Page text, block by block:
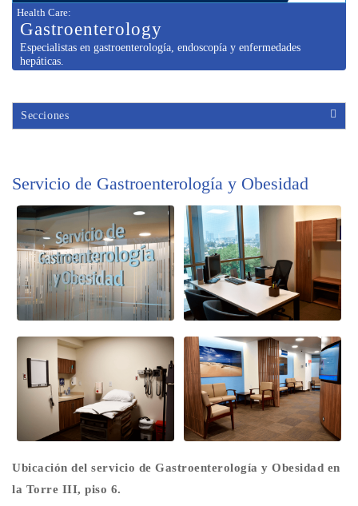
Health Care:
Gastroenterology
Especialistas en gastroenterología, endoscopía y enfermedades
hepáticas.
Secciones
Servicio de Gastroenterología y Obesidad
Ubicación del servicio de Gastroenterología y Obesidad en
la Torre III, piso 6.